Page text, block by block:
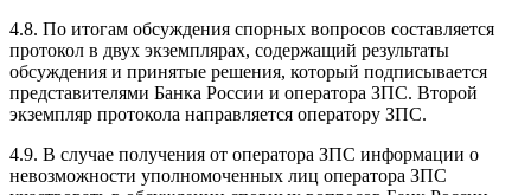
4.8. По итогам обсуждения спорных вопросов составляется
протокол в двух экземплярах, содержащий результаты
обсуждения и принятые решения, который подписывается
представителями Банка России и оператора ЗПС. Второй
экземпляр протокола направляется оператору ЗПС.
4.9. В случае получения от оператора ЗПС информации о
невозможности уполномоченных лиц оператора ЗПС